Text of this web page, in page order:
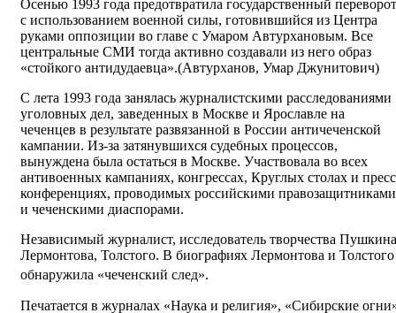
Осенью 1993 года предотвратила государственный переворот
с использованием военной силы, готовившийся из Центра
руками оппозиции во главе с Умаром Автурхановым. Все
центральные СМИ тогда активно создавали из него образ
«стойкого антидудаевца».(Автурханов, Умар Джунитович)
С лета 1993 года занялась журналистскими расследованиями
уголовных дел, заведенных в Москве и Ярославле на
чеченцев в результате развязанной в России античеченской
кампании. Из-за затянувшихся судебных процессов,
вынуждена была остаться в Москве. Участвовала во всех
антивоенных кампаниях, конгрессах, Круглых столах и
конференциях, проводимых российскими правозащитниками
и чеченскими диаспорами.
Независимый журналист, исследователь творчества
Лермонтова, Толстого. В биографиях Лермонтова и Толстого
обнаружила «чеченский след».
Печатается в журналах «Наука и религия», «Сибирские